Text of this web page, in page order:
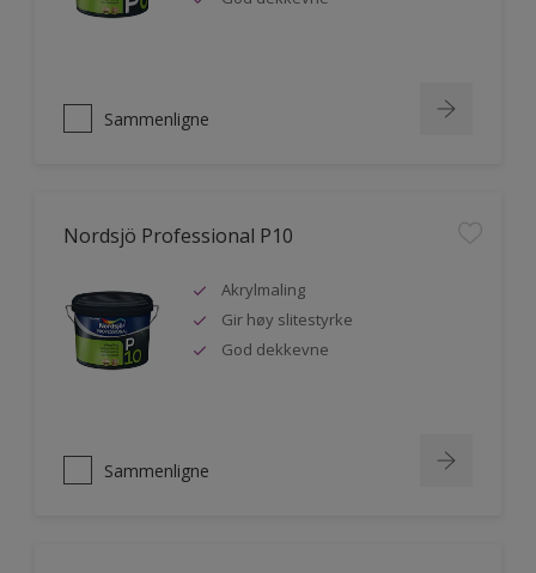
Sammenligne
Nordsjö Professional P10
Akrylmaling
Gir høy slitestyrke
God dekkevne
Sammenligne